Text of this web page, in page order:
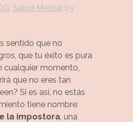
Salud Mental by
sentido que no
que tu éxito es pura
cualquier momento,
que no eres tan
Si es así, no estás
tiene nombre:
la impostora , una